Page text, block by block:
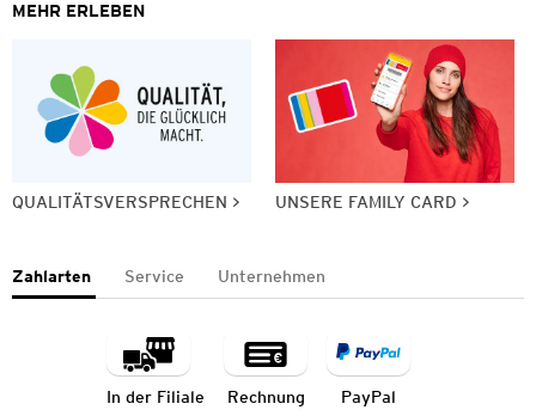
MEHR ERLEBEN
QUALITÄTSVERSPRECHEN UNSERE FAMILY CARD
Zahlarten Service Unternehmen
In der Filiale Rechnung PayPal